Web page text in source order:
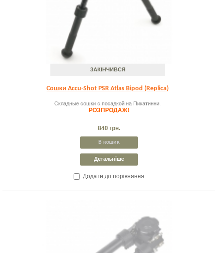
ЗАКІНЧИВСЯ
Сошки Accu-Shot PSR Atlas Bipod (Replica)
Складные сошки с посадкой на Пикатинни.
РОЗПРОДАЖ!
840 грн.
В кошик
Детальніше
Додати до порівняння